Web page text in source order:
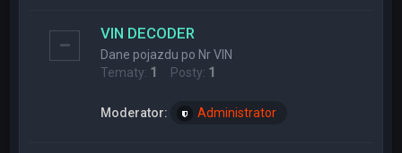
VIN DECODER
Dane pojazdu po Nr VIN
Tematy: 1 Posty: 1
Moderator: Administrator